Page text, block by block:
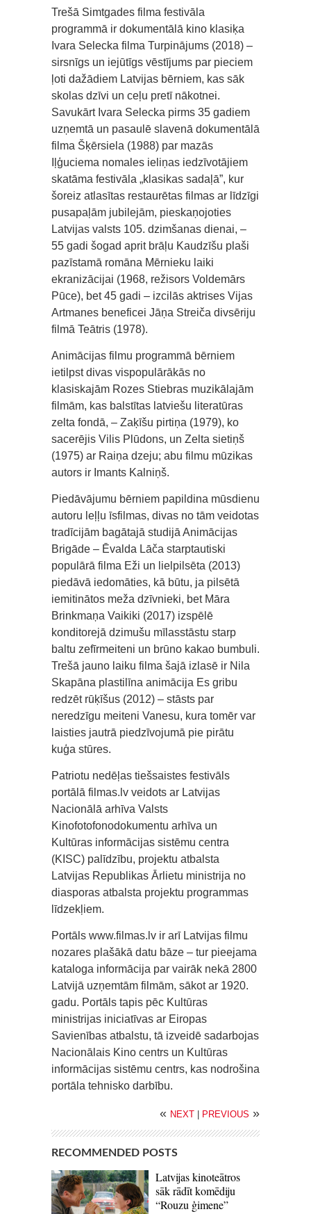
Trešā Simtgades filma festivāla
programmā ir dokumentālā kino klasiķa
Ivara Selecka filma Turpinājums (2018) –
sirsnīgs un iejūtīgs vēstījums par pieciem
ļoti dažādiem Latvijas bērniem, kas sāk
skolas dzīvi un ceļu pretī nākotnei.
Savukārt Ivara Selecka pirms 35 gadiem
uzņemtā un pasaulē slavenā dokumentālā
filma Šķērsiela (1988) par mazās
Iļģuciema nomales ieliņas iedzīvotājiem
skatāma festivāla „klasikas sadaļā”, kur
šoreiz atlasītas restaurētas filmas ar līdzīgi
pusapaļām jubilejām, pieskaņojoties
Latvijas valsts 105. dzimšanas dienai, –
55 gadi šogad aprit brāļu Kaudzīšu plaši
pazīstamā romāna Mērnieku laiki
ekranizācijai (1968, režisors Voldemārs
Pūce), bet 45 gadi – izcilās aktrises Vijas
Artmanes beneficei Jāņa Streiča divsēriju
filmā Teātris (1978).
Animācijas filmu programmā bērniem
ietilpst divas vispopulārākās no
klasiskajām Rozes Stiebras muzikālajām
filmām, kas balstītas latviešu literatūras
zelta fondā, – Zaķīšu pirtiņa (1979), ko
sacerējis Vilis Plūdons, un Zelta sietiņš
(1975) ar Raiņa dzeju; abu filmu mūzikas
autors ir Imants Kalniņš.
Piedāvājumu bērniem papildina mūsdienu
autoru leļļu īsfilmas, divas no tām veidotas
tradīcijām bagātajā studijā Animācijas
Brigāde – Ēvalda Lāča starptautiski
populārā filma Eži un lielpilsēta (2013)
piedāvā iedomāties, kā būtu, ja pilsētā
iemitinātos meža dzīvnieki, bet Māra
Brinkmaņa Vaikiki (2017) izspēlē
konditorejā dzimušu mīlasstāstu starp
baltu zefīrmeiteni un brūno kakao bumbuli.
Trešā jauno laiku filma šajā izlasē ir Nila
Skapāna plastilīna animācija Es gribu
redzēt rūķīšus (2012) – stāsts par
neredzīgu meiteni Vanesu, kura tomēr var
laisties jautrā piedzīvojumā pie pirātu
kuģa stūres.
Patriotu nedēļas tiešsaistes festivāls
portālā filmas.lv veidots ar Latvijas
Nacionālā arhīva Valsts
Kinofotofonodokumentu arhīva un
Kultūras informācijas sistēmu centra
(KISC) palīdzību, projektu atbalsta
Latvijas Republikas Ārlietu ministrija no
diasporas atbalsta projektu programmas
līdzekļiem.
Portāls www.filmas.lv ir arī Latvijas filmu
nozares plašākā datu bāze – tur pieejama
kataloga informācija par vairāk nekā 2800
Latvijā uzņemtām filmām, sākot ar 1920.
gadu. Portāls tapis pēc Kultūras
ministrijas iniciatīvas ar Eiropas
Savienības atbalstu, tā izveidē sadarbojas
Nacionālais Kino centrs un Kultūras
informācijas sistēmu centrs, kas nodrošina
portāla tehnisko darbību.
« NEXT PREVIOUS »
RECOMMENDED POSTS
Latvijas kinoteātros
sāk rādīt komēdiju
“Rouzu ģimene”